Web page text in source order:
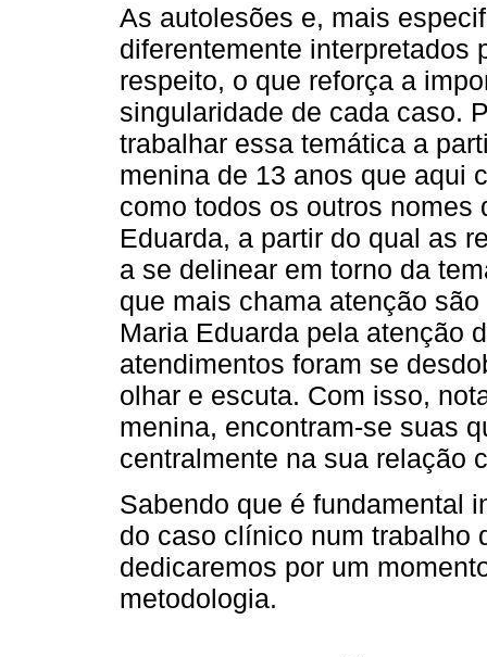
As autolesões e, mais
diferentemente interpretados
respeito, o que reforça a
singularidade de cada caso.
trabalhar essa temática a
menina de 13 anos que aqui
como todos os outros
Eduarda, a partir do qual as
a se delinear em torno da
que mais chama atenção
Maria Eduarda pela atenção
atendimentos foram se
olhar e escuta. Com isso,
menina, encontram-se suas
centralmente na sua relação
Sabendo que é fundamental
do caso clínico num trabalho
dedicaremos por um
metodologia.